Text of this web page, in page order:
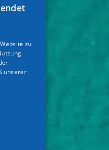
GREEK
GERMAN
zu
unserer